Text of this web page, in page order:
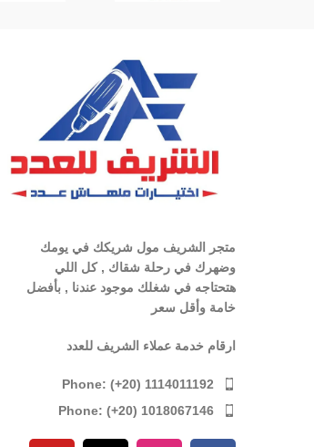
متجر الشريف مول شريكك في يومك
وضهرك في رحلة شقاك , كل اللي
هتحتاجه في شغلك موجود عندنا , بأفضل
خامة وأقل سعر
ارقام خدمة عملاء الشريف للعدد
Phone: (+20) 1114011192
Phone: (+20) 1018067146